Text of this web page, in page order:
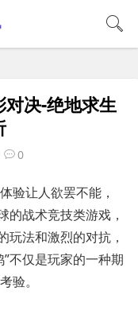
决-绝地求生
0
验让人欲罢不能，
的战术竞技类游戏，
玩法和激烈的对抗，
不仅是玩家的一种期
验。